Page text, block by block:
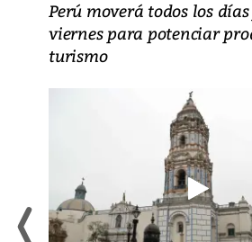
Perú moverá todos los
viernes para potenciar
turismo